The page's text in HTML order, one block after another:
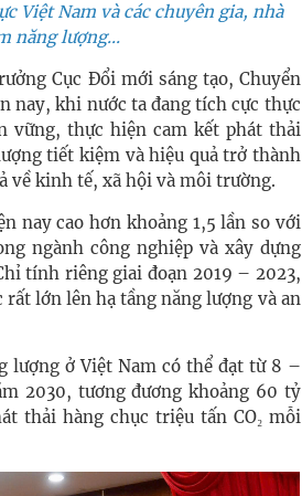
Việt Nam và các chuyên gia, nhà
năng lượng...
Cục Đổi mới sáng tạo, Chuyển
nay, khi nước ta đang tích cực thực
vững, thực hiện cam kết phát thải
tiết kiệm và hiệu quả trở thành
về kinh tế, xã hội và môi trường.
nay cao hơn khoảng 1,5 lần so với
ngành công nghiệp và xây dựng
tính riêng giai đoạn 2019 – 2023,
lớn lên hạ tầng năng lượng và an
lượng ở Việt Nam có thể đạt từ 8 –
2030, tương đương khoảng 60 tỷ
thải hàng chục triệu tấn CO₂ mỗi